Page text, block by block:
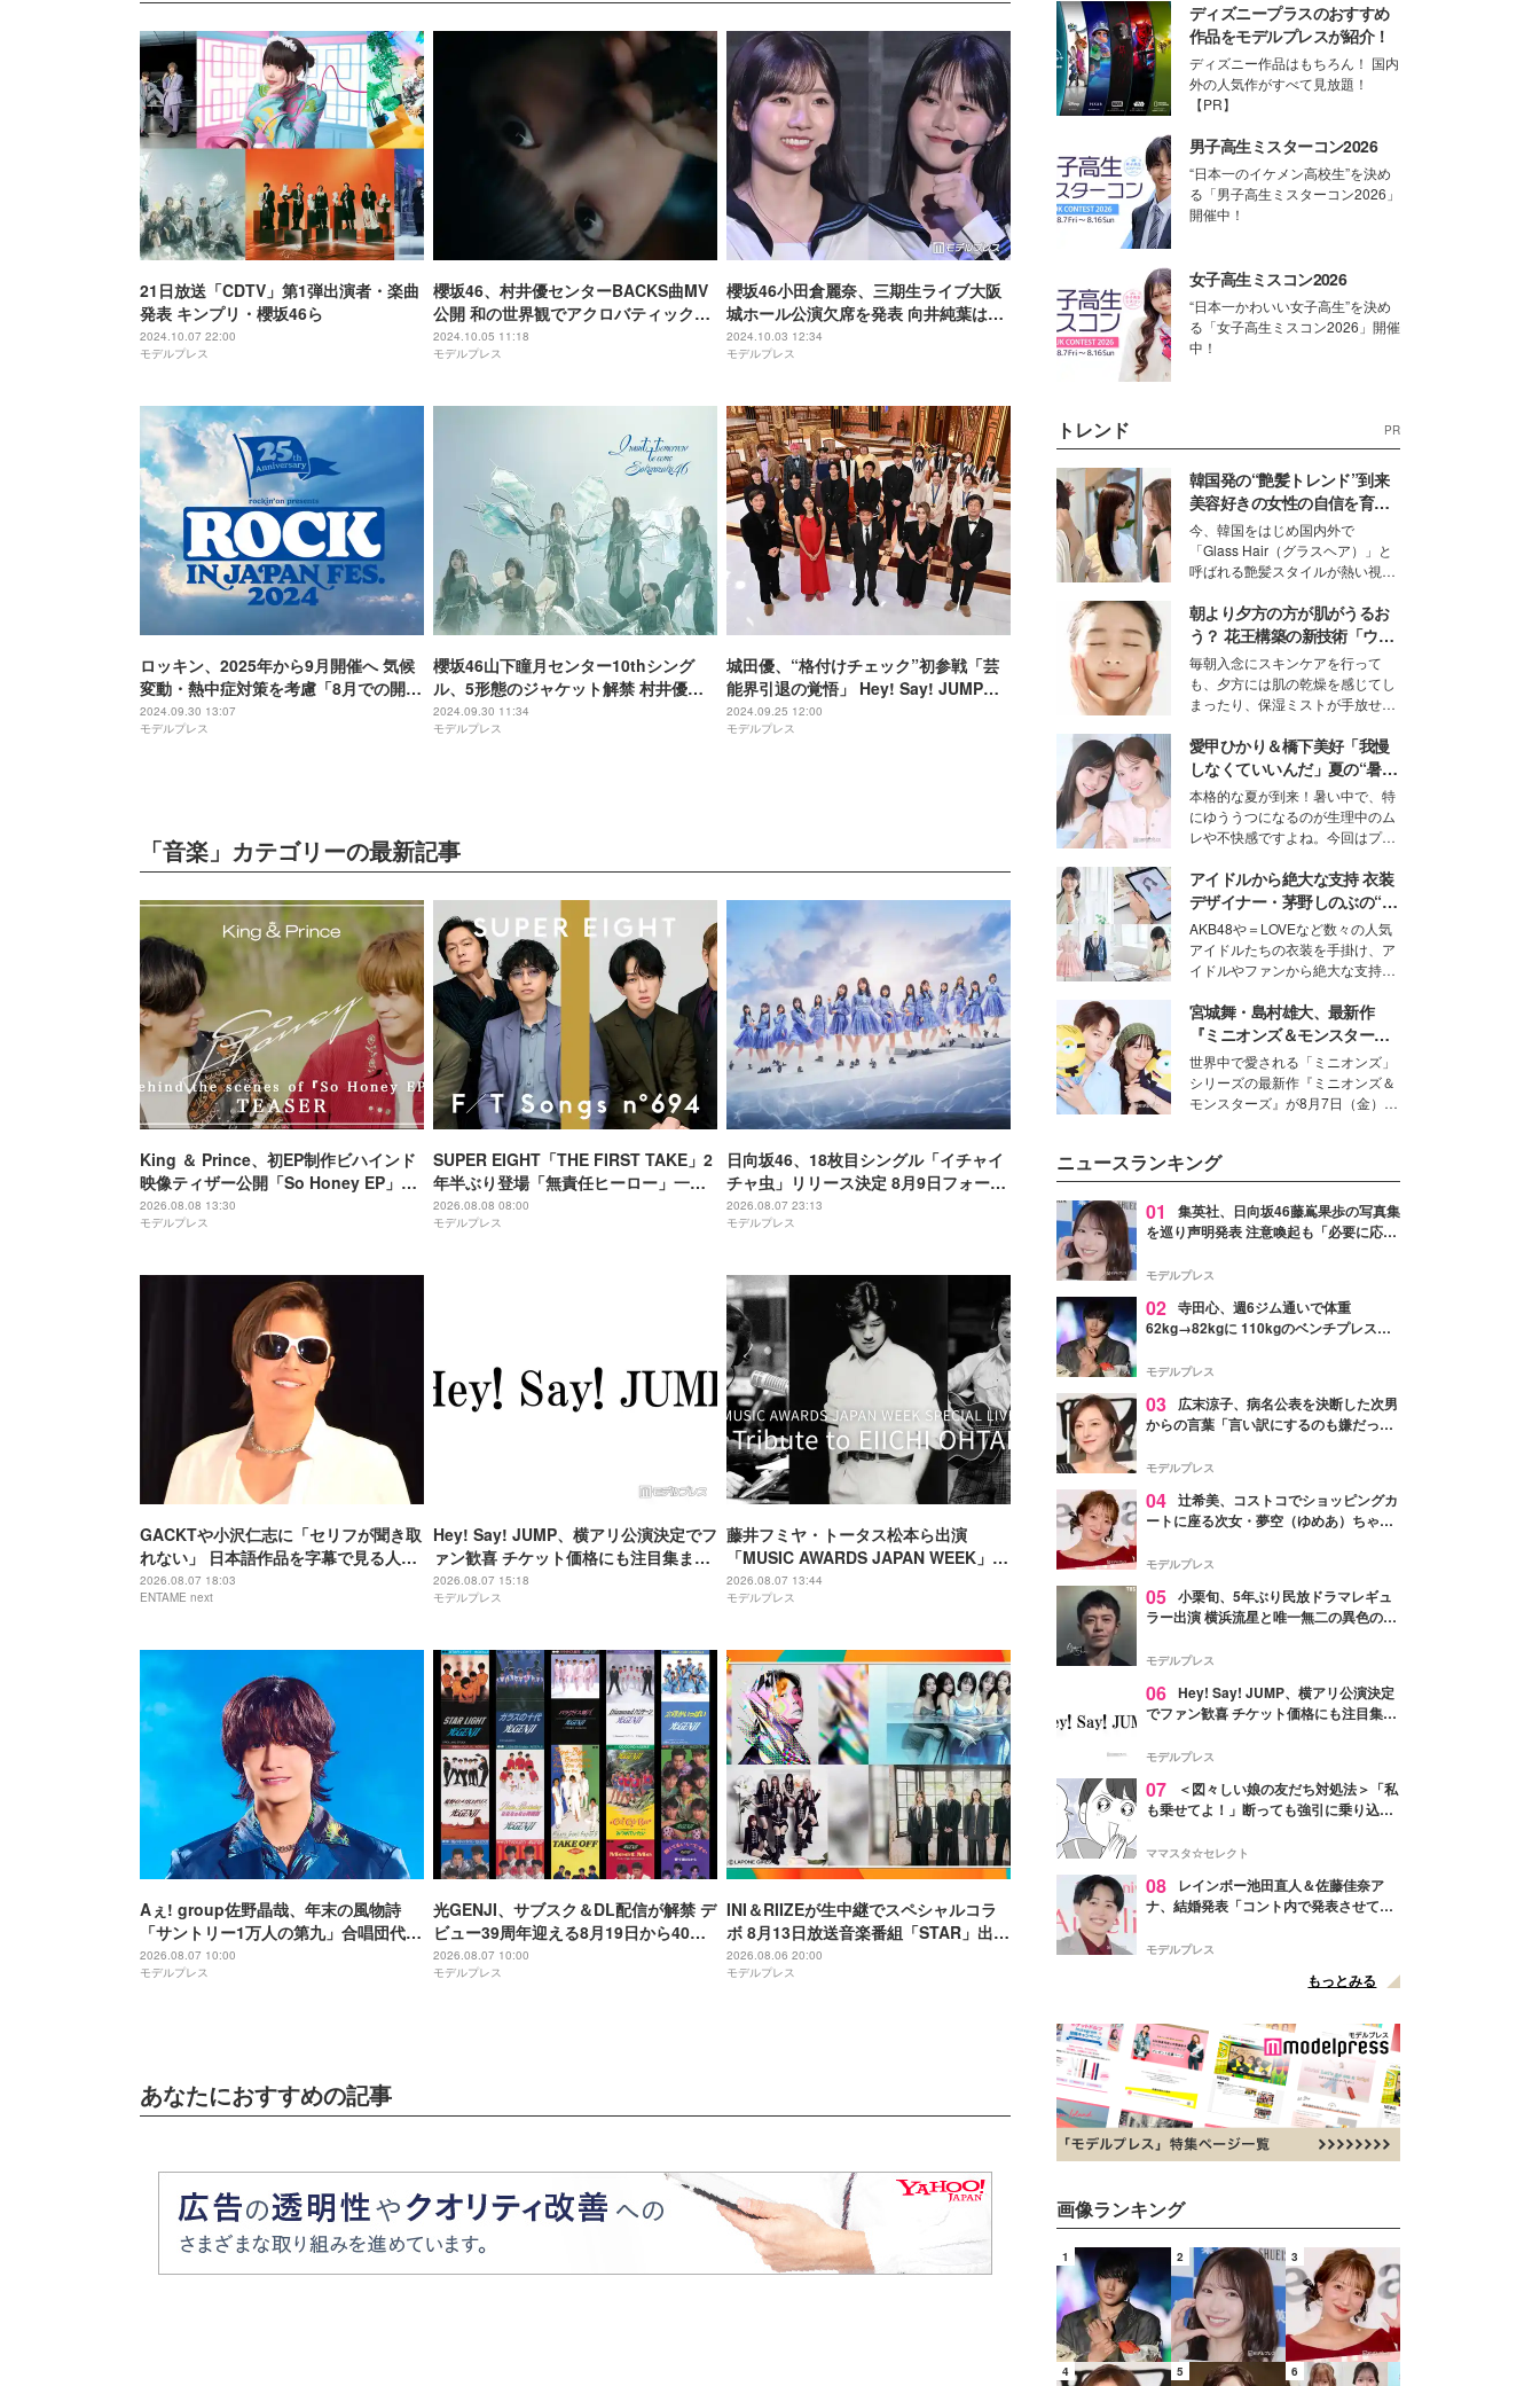
21日放送「CDTV」第1弾出演者・楽曲
発表 キンプリ・櫻坂46ら
2024.10.07 22:00
モデルプレス
櫻坂46、村井優センターBACKS曲MV
公開 和の世界観でアクロバティックに
ダンス【僕は僕を好きになれない】
2024.10.05 11:18
モデルプレス
櫻坂46小田倉麗奈、三期生ライブ大阪
城ホール公演欠席を発表 向井純葉は楽
曲制限で出演
2024.10.03 12:34
モデルプレス
ロッキン、2025年から9月開催へ 気候
変動・熱中症対策を考慮「8月での開催
を継続することは困難」【全文】
2024.09.30 13:07
モデルプレス
櫻坂46山下瞳月センター10thシング
ル、5形態のジャケット解禁 村井優は
BACKS初センター【I want tomorrow
to come】
2024.09.30 11:34
モデルプレス
城田優、“格付けチェック”初参戦「芸
能界引退の覚悟」 Hey! Say! JUMP＆
櫻坂46らも登場
2024.09.25 12:00
モデルプレス
「音楽」カテゴリーの最新記事
King ＆ Prince、初EP制作ビハインド
映像ティザー公開「So Honey EP」初
回限定盤B収録
2026.08.08 13:30
モデルプレス
SUPER EIGHT「THE FIRST TAKE」2
年半ぶり登場「無責任ヒーロー」一発
撮り 令和8年8月8日公開・THEイナズ
マ戦隊と特別パフォーマンス
2026.08.08 08:00
モデルプレス
日向坂46、18枚目シングル「イチャイ
チャ虫」リリース決定 8月9日フォーメ
ーション発表へ
2026.08.07 23:13
モデルプレス
GACKTや小沢仁志に「セリフが聞き取
れない」 日本語作品を字幕で見る人が
増えている背景
2026.08.07 18:03
ENTAME next
Hey! Say! JUMP、横アリ公演決定でフ
ァン歓喜 チケット価格にも注目集まる
「激アツ」「平成に戻ったみたい」
2026.08.07 15:18
モデルプレス
藤井フミヤ・トータス松本ら出演
「MUSIC AWARDS JAPAN WEEK」人
気2公演、Leminoで配信決定
2026.08.07 13:44
モデルプレス
Aぇ! group佐野晶哉、年末の風物詩
「サントリー1万人の第九」合唱団代表
に就任 3か月のレッスン経て本番に臨
む
2026.08.07 10:00
モデルプレス
光GENJI、サブスク＆DL配信が解禁 デ
ビュー39周年迎える8月19日から40周
年まで1年かけてリリース当時の日付に
順次配信予定
2026.08.07 10:00
モデルプレス
INI＆RIIZEが生中継でスペシャルコラ
ボ 8月13日放送音楽番組「STAR」出演
アーティスト発表
2026.08.06 20:00
モデルプレス
あなたにおすすめの記事
ディズニープラスのおすすめ
作品をモデルプレスが紹介！
ディズニー作品はもちろん！ 国内
外の人気作がすべて見放題！
【PR】
男子高生ミスターコン2026
“日本一のイケメン高校生”を決め
る「男子高生ミスターコン2026」
開催中！
女子高生ミスコン2026
“日本一かわいい女子高生”を決め
る「女子高生ミスコン2026」開催
中！
トレンド PR
韓国発の“艶髪トレンド”到来
美容好きの女性の自信を育む
「ヘアケア事情」って？
今、韓国をはじめ国内外で
「Glass Hair（グラスヘア）」と
呼ばれる艶髪スタイルが熱い視線
ションの完成度を高めるベースと
して、“髪そのものの美しさ”に改
めて注目する人が増えている様
子。今回は、そんな憧れの艶やか
な髪を日常で叶える、美容好きの
女性たちのヘアケア事情を紹介し
ます。
朝より夕方の方が肌がうるお
う？ 花王構築の新技術「ウォ
ーターキャプチャリングスキ
ン（捕水肌）」がスキンケア
の常識を変える予感
毎朝入念にスキンケアを行って
も、夕方には肌の乾燥を感じてし
まったり、保湿ミストが手放せな
な美容の常識を大きく変える可能
性を秘めた、革新的な「Water
Capturing Skin（ウォーターキャ
プチャリングスキン：捕水肌）」
技術を、花王が構築した。
愛甲ひかり＆橋下美好「我慢
しなくていいんだ」夏の“暑さ
対策”の新しい選択肢とは？
本格的な夏が到来！暑い中で、特
にゆううつになるのが生理中のム
レや不快感ですよね。今回はプラ
モデル・愛甲ひかりさんと橋下美
好さんを迎えて本音で女子会トー
ク。猛暑のお出かけを快適に過ご
すヒントや、2人が感動した夏の
生理の新常識にも迫りました。
アイドルから絶大な支持 衣装
デザイナー・茅野しのぶの“可
愛い”を作る美学＜「シチズン
クロスシー」インタビュー＞
AKB48や＝LOVEなど数々の人気
アイドルたちの衣装を手掛け、ア
イドルやファンから絶大な支持を
取締役兼クリエイティブディレク
ター・茅野しのぶ。一人ひとりの
個性に寄り添い、魅力を引き出す
衣装作りは、多くの女性たちに勇
気と自信を与え続けている。
宮城舞・島村雄大、最新作
『ミニオンズ＆モンスター
ズ』の魅力熱弁 ハチャメチャ
だけじゃない“友情と絆”に感
動
世界中で愛される「ミニオンズ」
シリーズの最新作『ミニオンズ＆
モンスターズ』が8月7日（金）に
デルの宮城舞と島村雄大の特別対
談をお届け！それぞれの視点か
ら、今作ならではの魅力や予想外
の感動をもたらす奥深いストーリ
た。
ニュースランキング
01
集英社、日向坂46藤嶌果歩の写真集
を巡り声明発表 注意喚起も「必要に応じ
モデルプレス
02 寺田心、週6ジム通いで体重
62kg→82kgに 110kgのベンチプレス持
「かっこいい」と反響
モデルプレス
03
広末涼子、病名公表を決断した次男
からの言葉「言い訳にするのも嫌だっ
モデルプレス
04 辻希美、コストコでショッピングカ
ートに座る次女・夢空（ゆめあ）ちゃん
ぎ」「成長を感じる」の声
モデルプレス
05 小栗旬、5年ぶり民放ドラマレギュ
ラー出演 横浜流星と唯一無二の異色のバ
モデルプレス
06 Hey! Say! JUMP、横アリ公演決定
でファン歓喜 チケット価格にも注目集ま
モデルプレス
07
＜図々しい娘の友だち対処法＞「私
も乗せてよ！」断っても強引に乗り込ん
ママスタ☆セレクト
08
レインボー池田直人＆佐藤佳奈ア
ナ、結婚発表「コント内で発表させてい
点変更のため
モデルプレス
もっとみる
画像ランキング
1 2 3
4 5 6